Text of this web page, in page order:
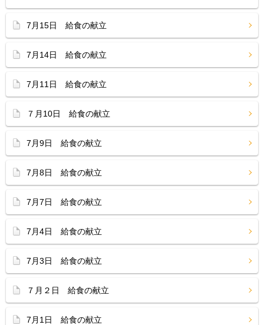
7月15日 給食の献立
7月14日 給食の献立
7月11日 給食の献立
７月10日 給食の献立
7月9日 給食の献立
7月8日 給食の献立
7月7日 給食の献立
7月4日 給食の献立
7月3日 給食の献立
７月２日 給食の献立
7月1日 給食の献立